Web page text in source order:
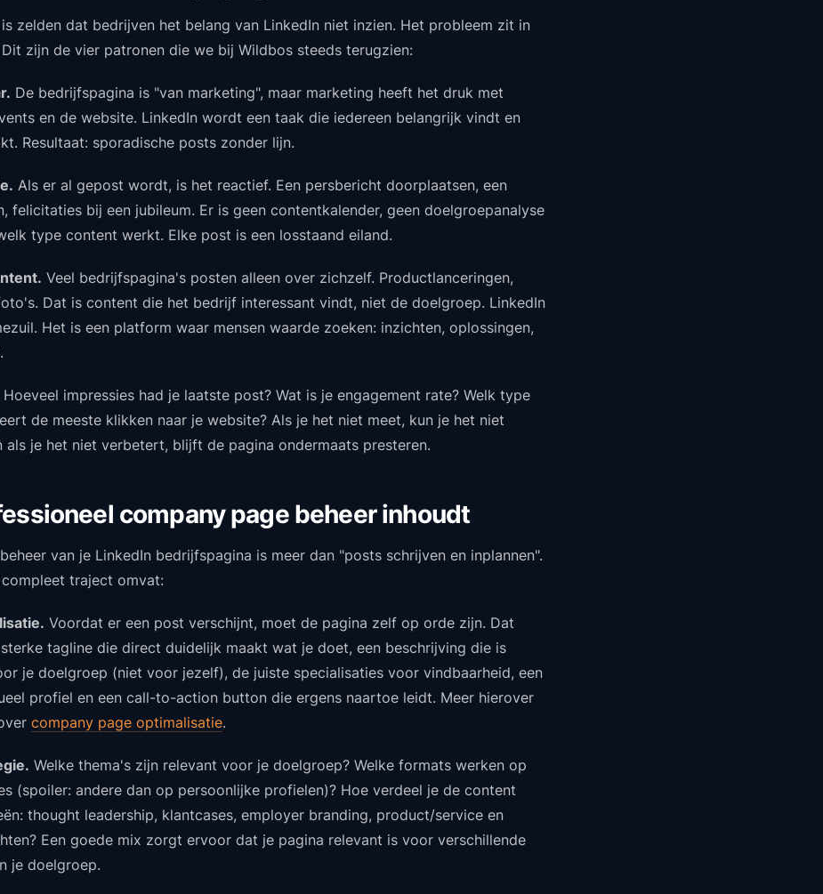
zelden dat bedrijven het belang van LinkedIn niet inzien. Het probleem zit in
zijn de vier patronen die we bij Wildbos steeds terugzien:
De bedrijfspagina is "van marketing", maar marketing heeft het druk met
en de website. LinkedIn wordt een taak die iedereen belangrijk vindt en
Resultaat: sporadische posts zonder lijn.
Als er al gepost wordt, is het reactief. Een persbericht doorplaatsen, een
felicitaties bij een jubileum. Er is geen contentkalender, geen doelgroepanalyse
type content werkt. Elke post is een losstaand eiland.
Veel bedrijfspagina's posten alleen over zichzelf. Productlanceringen,
Dat is content die het bedrijf interessant vindt, niet de doelgroep. LinkedIn
Het is een platform waar mensen waarde zoeken: inzichten, oplossingen,
Hoeveel impressies had je laatste post? Wat is je engagement rate? Welk type
de meeste klikken naar je website? Als je het niet meet, kun je het niet
als je het niet verbetert, blijft de pagina ondermaats presteren.
company page beheer inhoudt
van je LinkedIn bedrijfspagina is meer dan "posts schrijven en inplannen".
traject omvat:
Voordat er een post verschijnt, moet de pagina zelf op orde zijn. Dat
tagline die direct duidelijk maakt wat je doet, een beschrijving die is
je doelgroep (niet voor jezelf), de juiste specialisaties voor vindbaarheid, een
profiel en een call-to-action button die ergens naartoe leidt. Meer hierover
company page optimalisatie.
Welke thema's zijn relevant voor je doelgroep? Welke formats werken op
(spoiler: andere dan op persoonlijke profielen)? Hoe verdeel je de content
thought leadership, klantcases, employer branding, product/service en
Een goede mix zorgt ervoor dat je pagina relevant is voor verschillende
je doelgroep.